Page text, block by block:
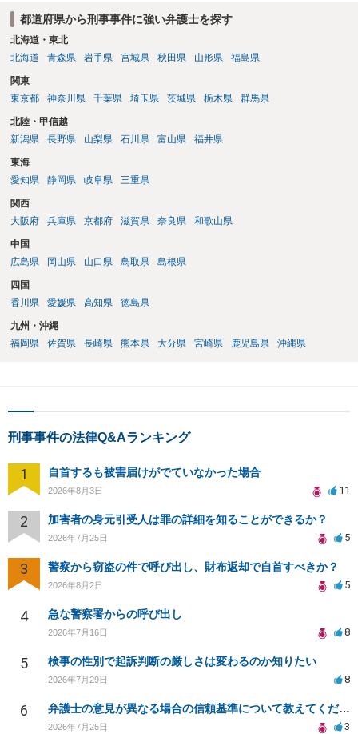
都道府県から刑事事件に強い弁護士を探す
北海道・東北
北海道
青森県 岩手県 宮城県 秋田県 山形県 福島県
関東
東京都
神奈川県 千葉県 埼玉県 茨城県 栃木県 群馬県
北陸・甲信越
新潟県
長野県 山梨県 石川県 富山県 福井県
東海
愛知県
静岡県 岐阜県 三重県
関西
大阪府
兵庫県 京都府 滋賀県 奈良県 和歌山県
中国
広島県
岡山県 山口県 鳥取県 島根県
四国
香川県
愛媛県 高知県 徳島県
九州・沖縄
福岡県
佐賀県 長崎県 熊本県 大分県 宮崎県 鹿児島県 沖縄県
刑事事件の法律Q&Aランキング
1 自首するも被害届けがでていなかった場合
2026年8月3日 11
2 加害者の身元引受人は罪の詳細を知ることができるか？
2026年7月25日 5
3 警察から窃盗の件で呼び出し、財布返却で自首すべきか？
2026年8月2日 5
4 急な警察署からの呼び出し
2026年7月16日 8
5 検事の性別で起訴判断の厳しさは変わるのか知りたい
2026年7月29日 8
6 弁護士の意見が異なる場合の信頼基準について教えてください
2026年7月25日 3